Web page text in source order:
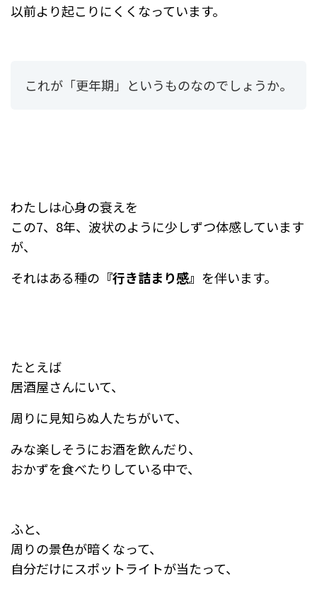
以前より起こりにくくなっています。
これが「更年期」というものなのでしょうか。
わたしは心身の衰えを
この7、8年、波状のように少しずつ体感しています
が、
それはある種の 『行き詰まり感』 を伴います。
たとえば
居酒屋さんにいて、
周りに見知らぬ人たちがいて、
みな楽しそうにお酒を飲んだり、
おかずを食べたりしている中で、
ふと、
周りの景色が暗くなって、
自分だけにスポットライトが当たって、